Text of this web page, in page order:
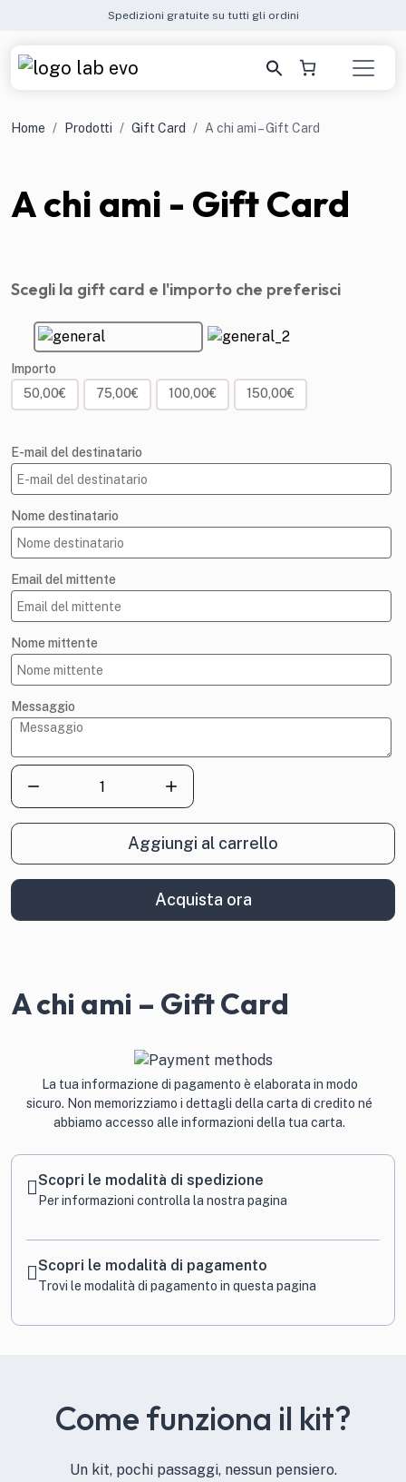
Spedizioni gratuite su tutti gli ordini
Home Prodotti Gift Card A chi ami – Gift Card
A chi ami - Gift Card
Scegli la gift card e l'importo che preferisci
Importo
50,00€ 75,00€ 100,00€ 150,00€
E-mail del destinatario
Nome destinatario
Email del mittente
Nome mittente
Messaggio
A
ami
-
Card
quantità
Aggiungi al carrello
Acquista ora
A chi ami – Gift Card
La tua informazione di pagamento è elaborata in modo
sicuro. Non memorizziamo i dettagli della carta di credito né
abbiamo accesso alle informazioni della tua carta.
Scopri le modalità di spedizione
Per informazioni controlla la nostra pagina
Scopri le modalità di pagamento
Trovi le modalità di pagamento in questa pagina
Come funziona il kit?
Un kit, pochi passaggi, nessun pensiero.